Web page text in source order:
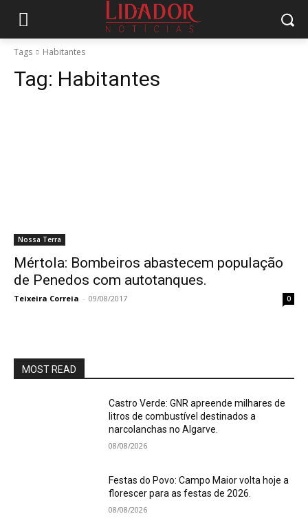
Tags Habitantes
Tag: Habitantes
Nossa Terra
Mértola: Bombeiros abastecem população
de Penedos com autotanques.
Teixeira Correia - 09/08/2017 0
MOST READ
Castro Verde: GNR apreende milhares de
litros de combustível destinados a
narcolanchas no Algarve.
08/08/2026
Festas do Povo: Campo Maior volta hoje a
florescer para as festas de 2026.
08/08/2026